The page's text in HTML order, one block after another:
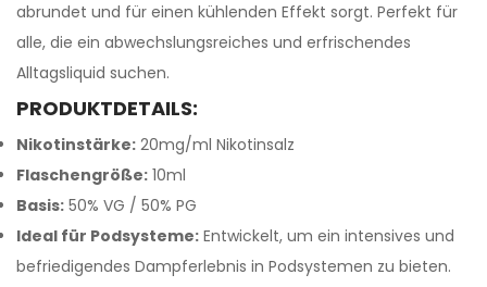
abrundet und für einen kühlenden Effekt sorgt. Perfekt für
alle, die ein abwechslungsreiches und erfrischendes
Alltagsliquid suchen.
PRODUKTDETAILS:
Nikotinstärke: 20mg/ml Nikotinsalz
Flaschengröße: 10ml
Basis: 50% VG / 50% PG
Ideal für Podsysteme: Entwickelt, um ein intensives und
befriedigendes Dampferlebnis in Podsystemen zu bieten.